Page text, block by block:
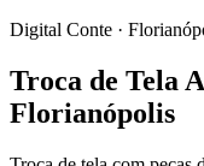
Digital Conte ·
Troca de Tela
Florianópolis